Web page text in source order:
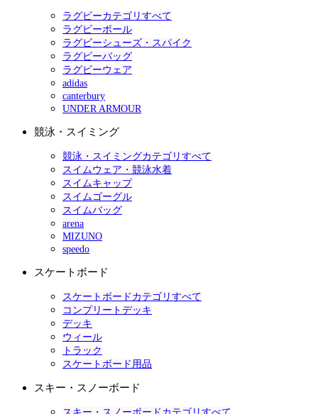
ラグビーカテゴリすべて
ラグビーボール
ラグビーシューズ・スパイク
ラグビーバッグ
ラグビーウェア
adidas
canterbury
UNDER ARMOUR
競泳・スイミング
競泳・スイミングカテゴリすべて
スイムウェア・競泳水着
スイムキャップ
スイムゴーグル
スイムバッグ
arena
MIZUNO
speedo
スケートボード
スケートボードカテゴリすべて
コンプリートデッキ
デッキ
ウィール
トラック
スケートボード用品
スキー・スノーボード